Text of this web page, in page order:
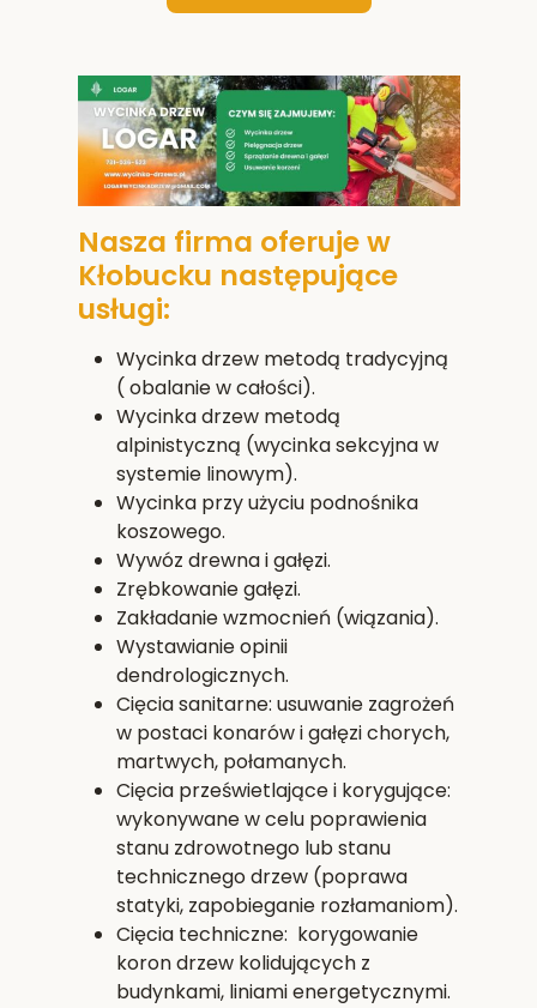
Nasza firma oferuje w
Kłobucku następujące
usługi:
Wycinka drzew metodą tradycyjną
( obalanie w całości).
Wycinka drzew metodą
alpinistyczną (wycinka sekcyjna w
systemie linowym).
Wycinka przy użyciu podnośnika
koszowego.
Wywóz drewna i gałęzi.
Zrębkowanie gałęzi.
Zakładanie wzmocnień (wiązania).
Wystawianie opinii
dendrologicznych.
Cięcia sanitarne: usuwanie zagrożeń
w postaci konarów i gałęzi chorych,
martwych, połamanych.
Cięcia prześwietlające i korygujące:
wykonywane w celu poprawienia
stanu zdrowotnego lub stanu
technicznego drzew (poprawa
statyki, zapobieganie rozłamaniom).
Cięcia techniczne: korygowanie
koron drzew kolidujących z
budynkami, liniami energetycznymi.